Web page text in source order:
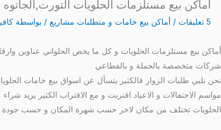
اماكن بيع مستلزمات الحلويات
5 تعليقات / أماكن بيع خامات و متطلبات مشاريع / بواسطة
أماكن بيع مستلزمات الحلويات و كل ما يخص الحلواني عناوين
شركات متخصصة بالجملة و بالقطاعي
نحن نلبي طلبات الزوار فالكثير يتسأل عن اسواق بيع خامات
مواسم الاحتفالات و الاعياد اقتربت و مع الاقتراب الكثير
الحلويات تختلف من مكان لاخر حسب شهرة المكان و حسب جودة